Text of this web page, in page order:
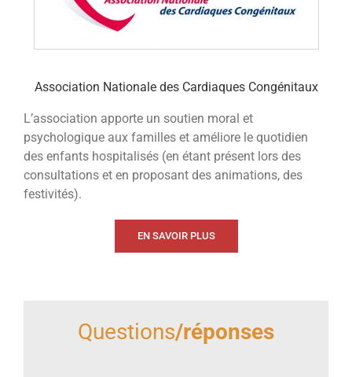
Association Nationale des Cardiaques Congénitaux
L’association apporte un soutien moral et
psychologique aux familles et améliore le quotidien
des enfants hospitalisés (en étant présent lors des
consultations et en proposant des animations, des
festivités).
EN SAVOIR PLUS
Questions/réponses